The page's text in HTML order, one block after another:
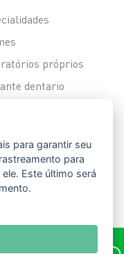
próprios
dentario
dental
invisiveis
orofacial
para garantir seu
para
Este último será